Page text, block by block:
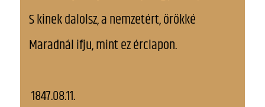
S kinek dalolsz, a nemzetért, örökké
Maradnál ifju, mint ez érclapon.
1847.08.11.